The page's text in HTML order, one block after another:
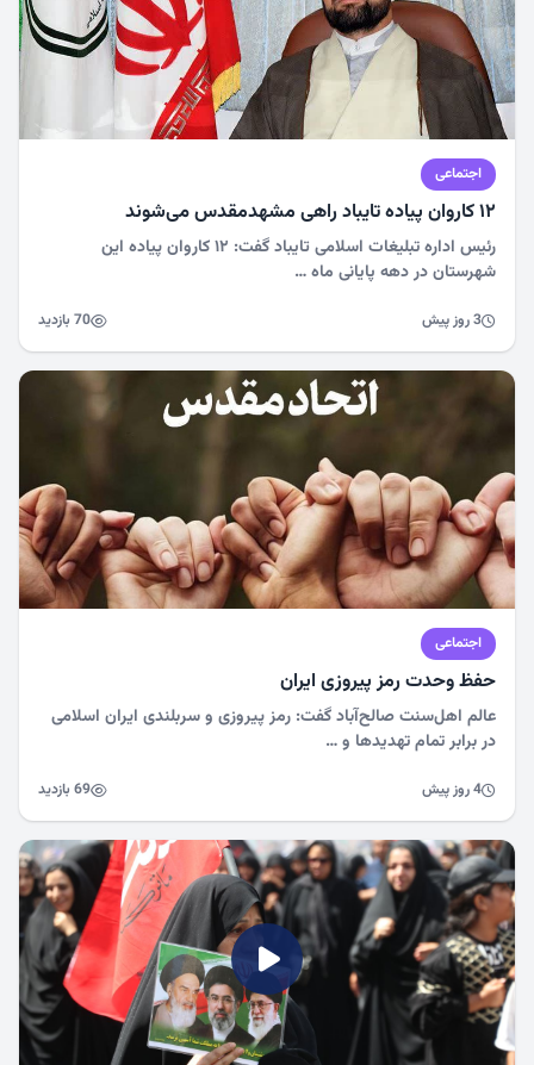
اجتماعی
۱۲ کاروان پیاده تایباد راهی مشهدمقدس می‌شوند
رئیس اداره تبلیغات اسلامی تایباد گفت: ۱۲ کاروان پیاده این
شهرستان در دهه پایانی ماه …
3 روز پیش 70 بازدید
اجتماعی
حفظ وحدت رمز پیروزی ایران
عالم اهل‌سنت صالح‌آباد گفت: رمز پیروزی و سربلندی ایران اسلامی
در برابر تمام تهدیدها و …
4 روز پیش 69 بازدید